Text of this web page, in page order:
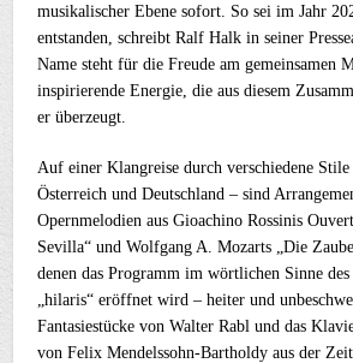
musikalischer Ebene sofort. So sei im Jahr
entstanden, schreibt Ralf Halk in seiner
Name steht für die Freude am gemeinsamen
inspirierende Energie, die aus diesem
er überzeugt.
Auf einer Klangreise durch verschiedene
Österreich und Deutschland – sind
Opernmelodien aus Gioachino Rossinis
Sevilla“ und Wolfgang A. Mozarts „Die
denen das Programm im wörtlichen Sinne
„hilaris“ eröffnet wird – heiter und
Fantasiestücke von Walter Rabl und das
von Felix Mendelssohn-Bartholdy aus der